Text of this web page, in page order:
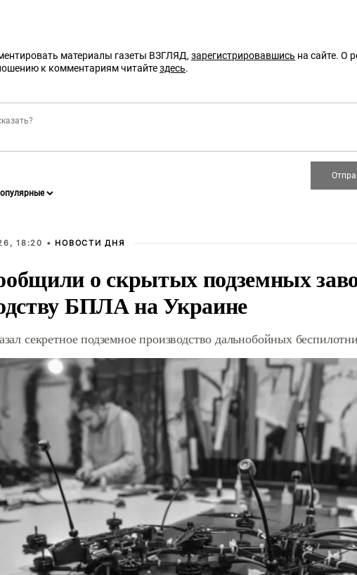
материалы газеты ВЗГЛЯД, зарегистрировавшись на сайте. О
к комментариям читайтездесь.
18:20 • НОВОСТИ ДНЯ
о скрытых подземных
БПЛА на Украине
секретное подземное производство дальнобойных